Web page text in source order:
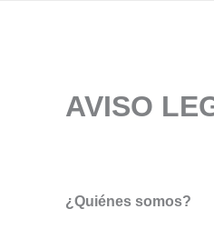
AVISO
¿Quiénes somos?